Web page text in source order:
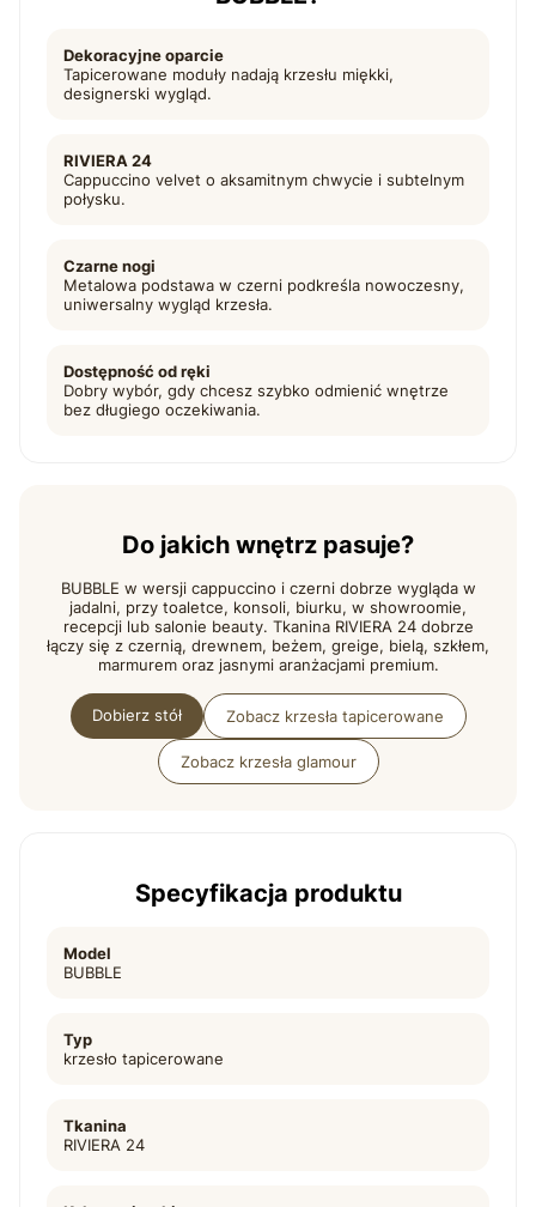
Dekoracyjne oparcie
Tapicerowane moduły nadają krzesłu miękki,
designerski wygląd.
RIVIERA 24
Cappuccino velvet o aksamitnym chwycie i subtelnym
połysku.
Czarne nogi
Metalowa podstawa w czerni podkreśla nowoczesny,
uniwersalny wygląd krzesła.
Dostępność od ręki
Dobry wybór, gdy chcesz szybko odmienić wnętrze
bez długiego oczekiwania.
Do jakich wnętrz pasuje?
BUBBLE w wersji cappuccino i czerni dobrze wygląda w
jadalni, przy toaletce, konsoli, biurku, w showroomie,
recepcji lub salonie beauty. Tkanina RIVIERA 24 dobrze
łączy się z czernią, drewnem, beżem, greige, bielą, szkłem,
marmurem oraz jasnymi aranżacjami premium.
Dobierz stół Zobacz krzesła tapicerowane
Zobacz krzesła glamour
Specyfikacja produktu
Model
BUBBLE
Typ
krzesło tapicerowane
Tkanina
RIVIERA 24